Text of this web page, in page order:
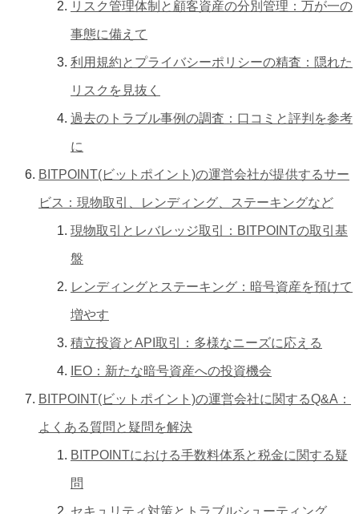
リスク管理体制と顧客資産の分別管理：万が一の
事態に備えて
利用規約とプライバシーポリシーの精査：隠れた
リスクを見抜く
過去のトラブル事例の調査：口コミと評判を参考
に
BITPOINT(ビットポイント)の運営会社が提供するサー
ビス：現物取引、レンディング、ステーキングなど
現物取引とレバレッジ取引：BITPOINTの取引基
盤
レンディングとステーキング：暗号資産を預けて
増やす
積立投資とAPI取引：多様なニーズに応える
IEO：新たな暗号資産への投資機会
BITPOINT(ビットポイント)の運営会社に関するQ&A：
よくある質問と疑問を解決
BITPOINTにおける手数料体系と税金に関する疑
問
セキュリティ対策とトラブルシューティング